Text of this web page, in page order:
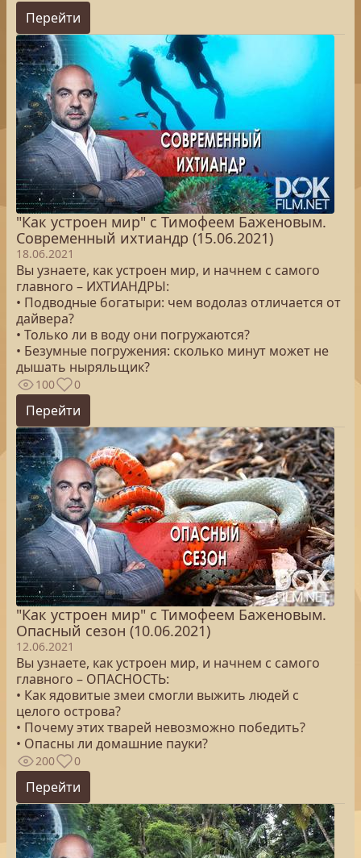
Перейти
"Как устроен мир" с Тимофеем Баженовым.
Современный ихтиандр (15.06.2021)
18.06.2021
Вы узнаете, как устроен мир, и начнем с самого
главного – ИХТИАНДРЫ:
• Подводные богатыри: чем водолаз отличается от
дайвера?
• Только ли в воду они погружаются?
• Безумные погружения: сколько минут может не
дышать ныряльщик?
100 0
Перейти
"Как устроен мир" с Тимофеем Баженовым.
Опасный сезон (10.06.2021)
12.06.2021
Вы узнаете, как устроен мир, и начнем с самого
главного – ОПАСНОСТЬ:
• Как ядовитые змеи смогли выжить людей с
целого острова?
• Почему этих тварей невозможно победить?
• Опасны ли домашние пауки?
200 0
Перейти